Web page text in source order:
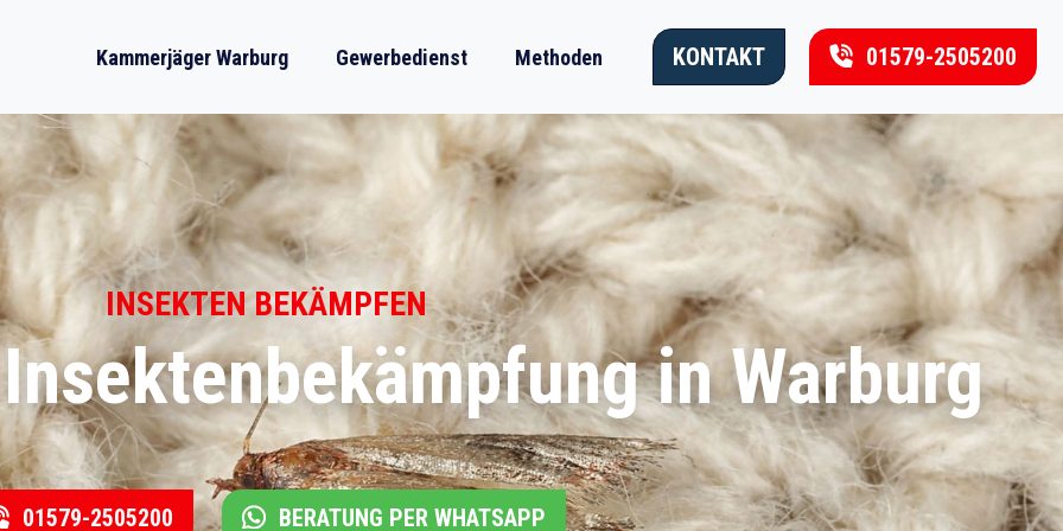
Kammerjäger Warburg Gewerbedienst Methoden KONTAKT 01579-2505200
INSEKTEN BEKÄMPFEN
in Warburg
01579-2505200 BERATUNG PER WHATSAPP